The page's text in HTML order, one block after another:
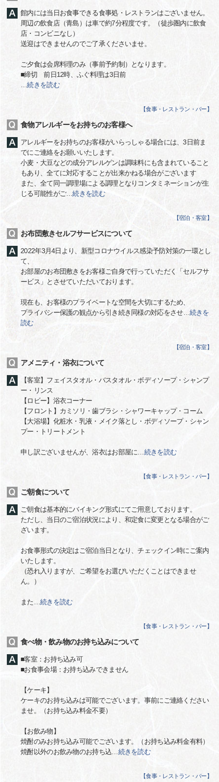
館内には当日お食事できる食事処・レストランはございません。
周辺の飲食店（青島）は車で約7分程度です。（徒歩圏内に飲食
店・コンビニなし）
送迎はできませんのでご了承くださいませ。
ご夕食は会席料理のみ（事前予約制）となります。
■締切 前日12時、ふぐ料理は3日前
…続きを読む
【食事・レストラン・バー 】
食物アレルギーをお持ちのお客様へ
アレルギーをお持ちのお客様がいらっしゃる場合には、3日前ま
でにご連絡をお願いいたします。
小麦・大豆などの成分アレルゲンは調味料にも含まれていること
もあり、全てに対応することが出来かねる場合がございます
また、全て同一調理場による調理となりコンタミネーションが生
じる可能性がご…続きを読む
【宿泊・客室】
お布団敷きセルフサービスについて
2022年3月4日より、新型コロナウイルス感染予防対策の一環とし
て、
お部屋のお布団敷きをお客様ご自身で行っていただく「セルフサ
ービス」とさせていただいております。
現在も、お客様のプライベートな空間を大切にするため、
プライバシー保護の観点から引き続き同様の対応をさせ… 続きを
読む
【宿泊・客室】
アメニティ・浴衣について
【客室】フェイスタオル・バスタオル・ボディソープ・シャンプ
ー・リンス
【ロビー】浴衣コーナー
【フロント】カミソリ・歯ブラシ・シャワーキャップ・コーム
【大浴場】化粧水・乳液・メイク落とし・ボディソープ・シャン
プー・トリートメント
申し訳ございませんが、浴衣はお部屋に 続きを読む
【食事・レストラン・バー 】
ご朝食について
ご朝食は基本的にバイキング形式にてご用意しております。
ただし、当日のご宿泊状況により、和定食に変更となる場合がご
ざいます。
お食事形式の決定はご宿泊当日となり、チェックイン時にご案内
いたします。
（恐れ入りますが、ご希望をお選びいただくことはできませ
ん。）
また 続きを読む
【食事・レストラン・バー 】
食べ物・飲み物のお持ち込みについて
■客室：お持ち込み可
■お食事会場：お持ち込みできません
【ケーキ】
ケーキのお持ち込みは可能でございます。事前にご連絡ください
ませ。（お持ち込み料金不要）
【お飲み物】
焼酎のみお持ち込み可能でございます。（お持ち込み料金有料）
焼酎以外のお飲み物のお持ち込
続きを読む
【食事・レストラン・バー 】